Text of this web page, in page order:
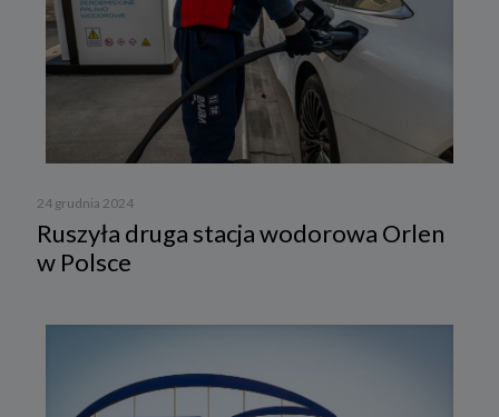
24 grudnia 2024
Ruszyła druga stacja wodorowa Orlen
w Polsce